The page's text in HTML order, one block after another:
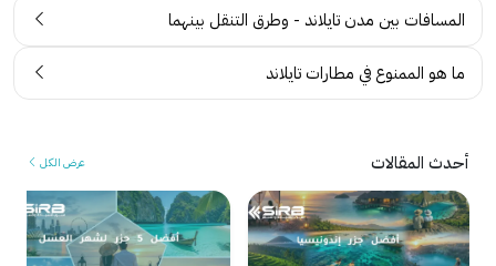
المسافات بين مدن تايلاند - وطرق التنقل بينهما
ما هو الممنوع في مطارات تايلاند
أحدث المقالات عرض الكل